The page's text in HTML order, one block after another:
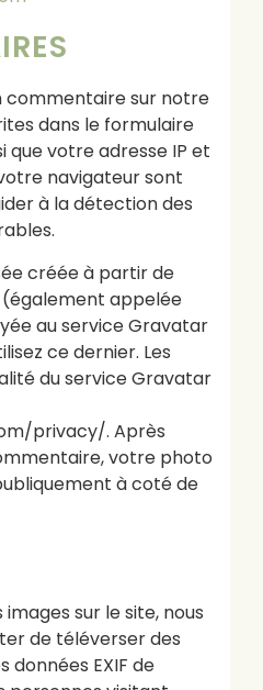
commentaire sur notre
dans le formulaire
que votre adresse IP et
navigateur sont
à la détection des
créée à partir de
appelée
au service Gravatar
ce dernier. Les
du service Gravatar
privacy/. Après
votre photo
à coté de
sur le site, nous
de téléverser des
EXIF de